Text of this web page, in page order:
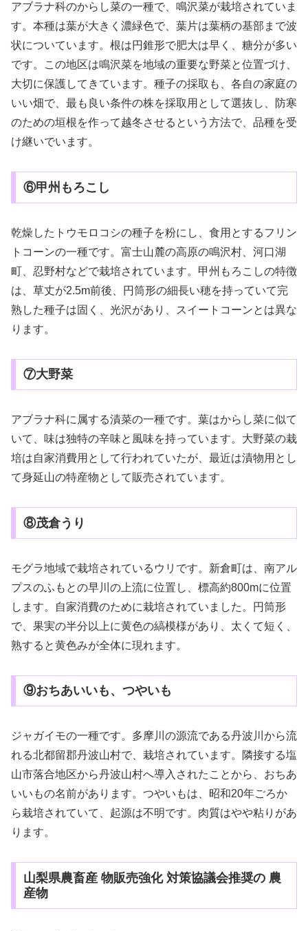
アブラナ科のからし菜の一種で、鳴沢菜が栽培されていま
す。本種は葉が大きく濃緑色で、葉片は葉柄の基部まで波
状についています。根は円錐形で肥大は早く、糖分が多い
です。この地区は鳴沢菜を地域の重要な野菜と位置づけ、
大切に保護してきています。種子の採取も、各自の家庭の
いい畑で、最も良い条件の株を採取用として選抜し、防寒
のための垣根を作って越冬させるという方法で、品種を受
け継いでいます。
⑥甲州もろこし
乾燥したトウモロコシの種子を粉にし、食用とするフリン
トコーンの一種です。富士山麓の高原の鳴沢村、河口湖
町、忍野村などで栽培されています。甲州もろこしの特徴
は、草丈が2.5m前後、円筒形の細長い穂を持っていて完
熟した種子は固く、光沢があり、スイートコーンとは異な
ります。
⑦大野菜
アブラナ科に属する漬菜の一種です。葉はからし菜に似て
いて、味は独特の辛味と風味を持っています。大野菜の栽
培は自家消費用として行われていたが、最近は漬物用とし
て身延山の特産物として販売されています。
⑧茂倉うり
モグラ地域で栽培されているウリです。新倉町は、南アル
プスのふもとの早川の上流に位置し、標高約800mに位置
します。自家消費のために栽培されていました。円筒形
で、果実の半分以上に黄色の縞模様があり、太くて短く、
熟すると黄色みが全体に現れます。
⑨おちあいいも、つやいも
ジャガイモの一種です。多摩川の源流である丹波川から流
れる北都留郡丹波山村で、栽培されています。隣接する塩
山市落合地区から丹波山村へ導入されたことから、おちあ
いいもの名前があります。つやいもは、昭和20年ごろか
ら栽培されていて、起源は不明です。肉質はやや粘りがあ
ります。
山梨県農畜産 物販売強化 対策協議会推奨の 農
産物